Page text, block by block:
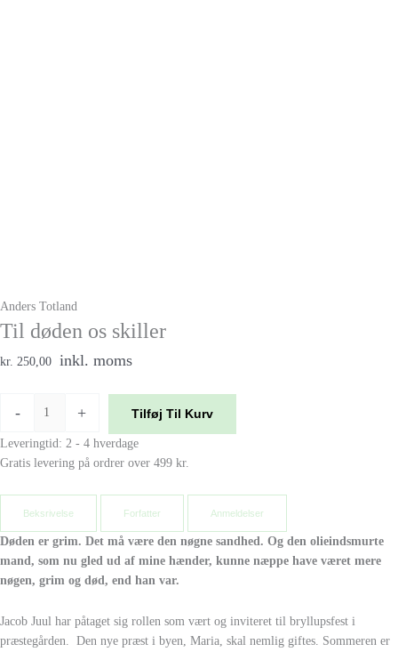
Anders Totland
Til døden os skiller
kr. 250,00 inkl. moms
- + Tilføj Til Kurv
Leveringtid: 2 - 4 hverdage
Gratis levering på ordrer over 499 kr.
Beksrivelse Forfatter Anmeldelser
Døden er grim. Det må være den nøgne sandhed. Og den olieindsmurte
mand, som nu gled ud af mine hænder, kunne næppe have været mere
nøgen, grim og død, end han var.
Jacob Juul har påtaget sig rollen som vært og inviteret til bryllupsfest i
præstegården. Den nye præst i byen, Maria, skal nemlig giftes. Sommeren er